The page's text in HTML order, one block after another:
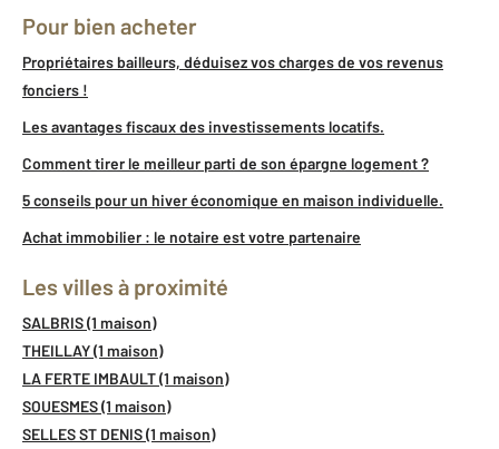
Pour bien acheter
Propriétaires bailleurs, déduisez vos charges de vos revenus
fonciers !
Les avantages fiscaux des investissements locatifs.
Comment tirer le meilleur parti de son épargne logement ?
5 conseils pour un hiver économique en maison individuelle.
Achat immobilier : le notaire est votre partenaire
Les villes à proximité
SALBRIS (1 maison)
THEILLAY (1 maison)
LA FERTE IMBAULT (1 maison)
SOUESMES (1 maison)
SELLES ST DENIS (1 maison)